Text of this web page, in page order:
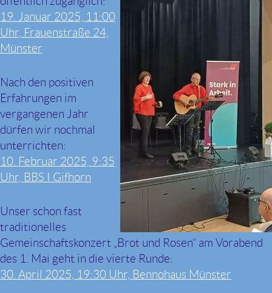
19. Januar 2025, 11:00
Uhr, Frauenstraße 24,
Münster
Nach den positiven
Erfahrungen im
vergangenen Jahr
dürfen wir nochmal
unterrichten:
10. Februar 2025, 9:35
Uhr, BBS I Gifhorn
Unser schon fast
traditionelles
Gemeinschaftskonzert „Brot und Rosen“ am Vorabend
des 1. Mai geht in die vierte Runde:
30. April 2025, 19:30 Uhr, Bennohaus Münster